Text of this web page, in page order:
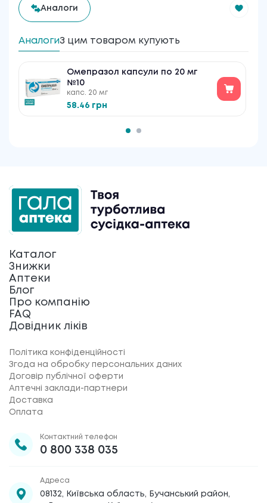
Аналоги
АналогиЗ цим товаром купують
Омепразол капсули по 20 мг
№10
капс. 20 мг
58.46 грн
Каталог
Знижки
Аптеки
Блог
Про компанію
FAQ
Довідник ліків
Політика конфіденційності
Згода на обробку персональних даних
Договір публічної оферти
Аптечні заклади-партнери
Доставка
Оплата
Контактний телефон
0 800 338 035
Адреса
08132, Київська область, Бучанський район,